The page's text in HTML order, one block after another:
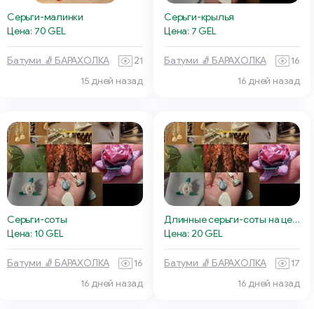
Серьги-малинки
Цена: 70 GEL
Батуми 🧦 БАРАХОЛКА
21
15 дней назад
Серьги-крылья
Цена: 7 GEL
Батуми 🧦 БАРАХОЛКА
16
16 дней назад
Серьги-соты
Цена: 10 GEL
Батуми 🧦 БАРАХОЛКА
16
16 дней назад
Длинные серьги-соты на цепочках
Цена: 20 GEL
Батуми 🧦 БАРАХОЛКА
17
16 дней назад